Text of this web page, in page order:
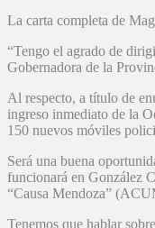
La carta completa de
“Tengo el agrado de
Gobernadora de la
Al respecto, a título de
ingreso inmediato de la
150 nuevos móviles
Será una buena
funcionará en González
“Causa Mendoza”
Tenemos que hablar